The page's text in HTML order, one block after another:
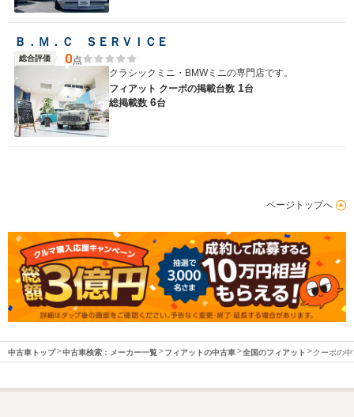
Ｂ．Ｍ．Ｃ ＳＥＲＶＩＣＥ
総合評価 0点
クラシックミニ・BMWミニの専門店です。
フィアット クーボの掲載台数 1台
総掲載数 6台
ページトップへ
中古車トップ 中古車検索：メーカー一覧 フィアットの中古車 全国のフィアット クーボの中